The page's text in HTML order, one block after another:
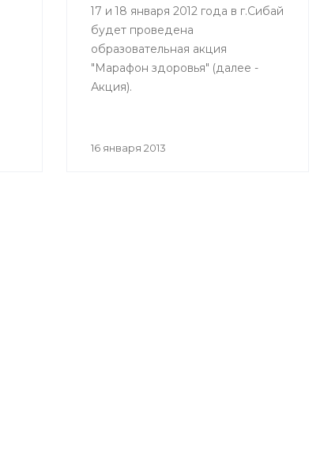
17 и 18 января 2012 года в г.Сибай
будет проведена
образовательная акция
"Марафон здоровья" (далее -
Акция).
16 января 2013